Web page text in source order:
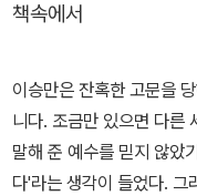
열광 속에서 두 사람이 근
책속에서
이승만은 잔혹한 고문을
니다. 조금만 있으면 다른
말해 준 예수를 믿지 않았
다'라는 생각이 들었다. 그